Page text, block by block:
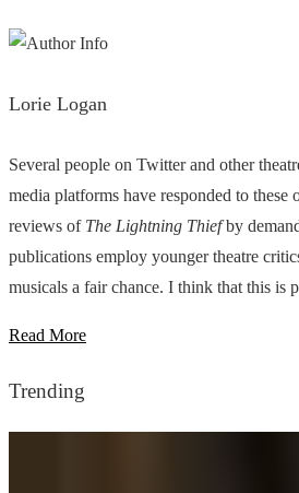
Lorie Logan
Several people on Twitter and other
media platforms have responded to these
reviews of The Lightning Thiefby
publications employ younger theatre
musicals a fair chance. I think that this is
Read More
Trending